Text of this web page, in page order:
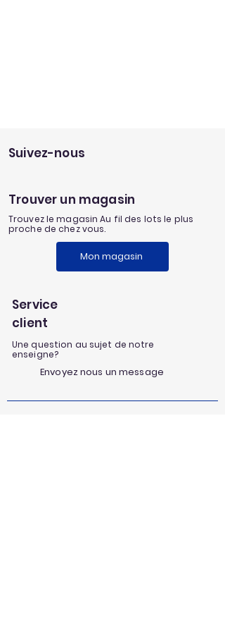
Suivez-nous
Trouver un magasin
Trouvez le magasin Au fil des lots le plus
proche de chez vous.
Mon magasin
Service
client
Une question au sujet de notre
enseigne?
Envoyez nous un message